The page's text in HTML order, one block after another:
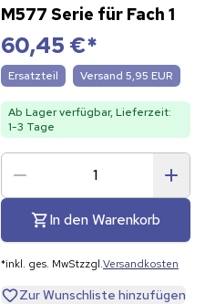
M577 Serie für Fach 1
60,45 €*
Ersatzteil Versand 5,95 EUR
Ab Lager verfügbar, Lieferzeit:
1-3 Tage
In den Warenkorb
*inkl. ges. MwStzzgl.Versandkosten
Zur Wunschliste hinzufügen